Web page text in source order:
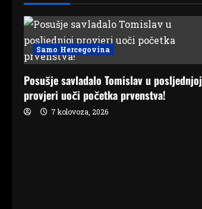
Samo Hercegovina
Posušje savladalo Tomislav u posljednjoj
provjeri uoči početka prvenstva!
7 kolovoza, 2026